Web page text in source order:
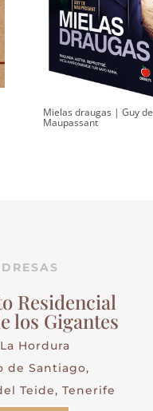
Mielas draugas | Guy de
Maupassant
Residencial
los Gigantes
Hordura
de Santiago,
Teide, Tenerife